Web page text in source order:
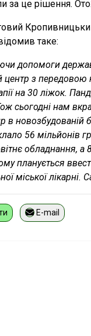
за це рішення.
таке:
допомоги
центр з передовою
на 30 ліжок.
сьогодні нам
в
56 мільйонів
обладнання, а
планується
міської
E-mail